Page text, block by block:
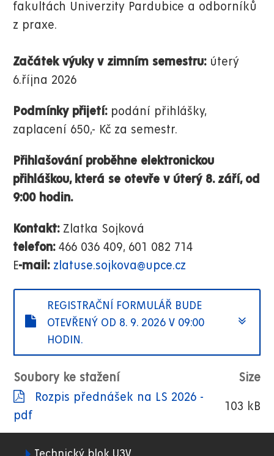
fakultách Univerzity Pardubice a odborníků
z praxe.
Začátek výuky v zimním semestru:úterý
6.října 2026
Podmínky přijetí:podání přihlášky,
zaplacení 650,- Kč za semestr.
Přihlašování proběhne elektronickou
přihláškou, která se otevře v úterý 8. září, od
9:00 hodin.
Kontakt:Zlatka Sojková
telefon:466 036 409, 601 082 714
E-mail: zlatuse.sojkova@upce.cz
REGISTRAČNÍ FORMULÁŘ BUDE
OTEVŘENÝ OD 8. 9. 2026 V 09:00
HODIN.
Soubory ke stažení
Size
Rozpis přednášek na LS 2026 -
pdf
103 kB
Technický blok U3V